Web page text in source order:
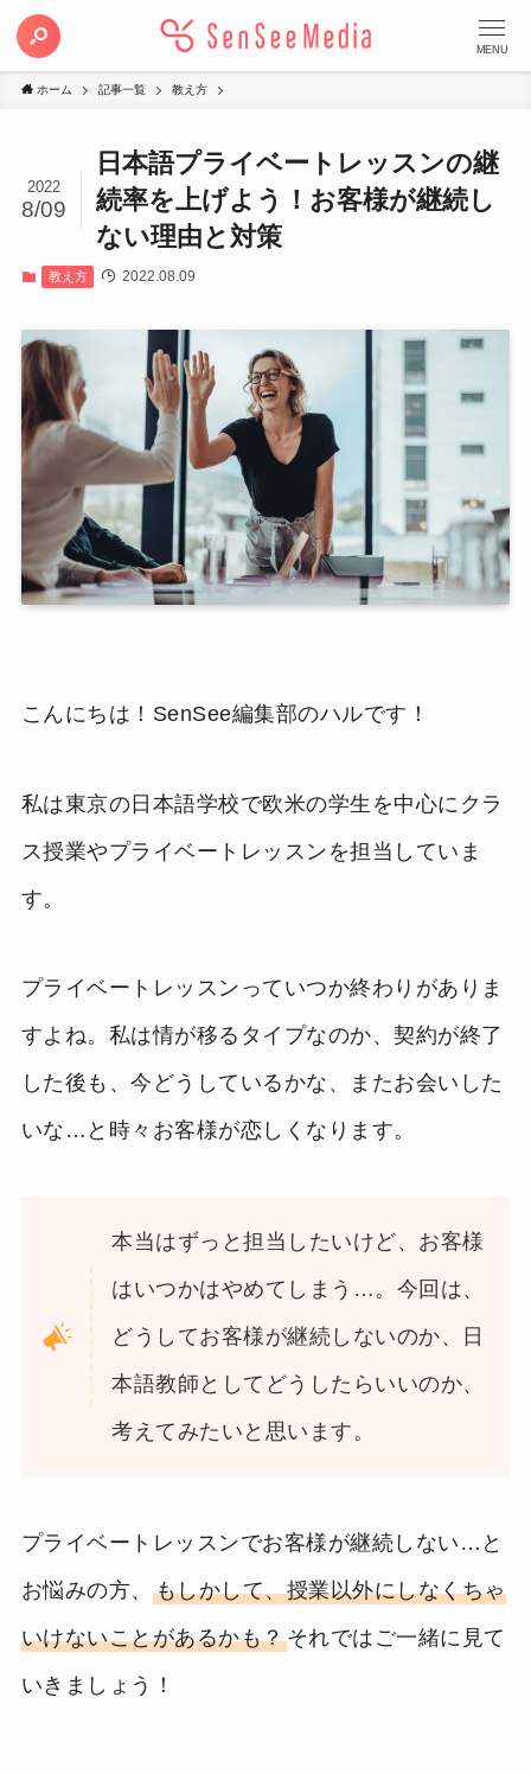
MENU
ホーム 記事一覧 教え方
日本語プライベートレッスンの継
続率を上げよう！お客様が継続し
ない理由と対策
2022
8/09
教え方 2022.08.09
こんにちは！SenSee編集部のハルです！
私は東京の日本語学校で欧米の学生を中心にクラ
ス授業やプライベートレッスンを担当していま
す。
プライベートレッスンっていつか終わりがありま
すよね。私は情が移るタイプなのか、契約が終了
した後も、今どうしているかな、またお会いした
いな…と時々お客様が恋しくなります。
本当はずっと担当したいけど、お客様
はいつかはやめてしまう…。今回は、
どうしてお客様が継続しないのか、日
本語教師としてどうしたらいいのか、
考えてみたいと思います。
プライベートレッスンでお客様が継続しない…と
お悩みの方、 もしかして、授業以外にしなくちゃ
いけないことがあるかも？それではご一緒に見て
いきましょう！